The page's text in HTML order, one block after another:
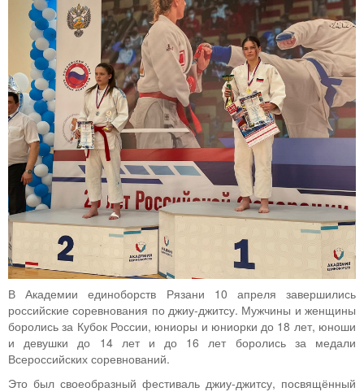
В Академии единоборств Рязани 10 апреля завершились
российские соревнования по джиу-джитсу. Мужчины и женщины
боролись за Кубок России, юниоры и юниорки до 18 лет, юноши
и девушки до 14 лет и до 16 лет боролись за медали
Всероссийских соревнований.
Это был своеобразный фестиваль джиу-джитсу, посвящённый